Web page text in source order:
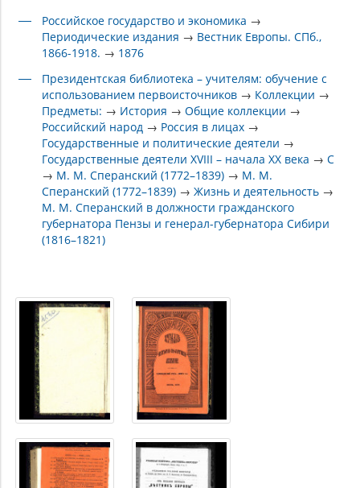
Российское государство и экономика →
Периодические издания → Вестник Европы. СПб.,
1866-1918. → 1876
Президентская библиотека – учителям: обучение с
использованием первоисточников → Коллекции →
Предметы: → История →Общие коллекции →
Российский народ → Россия в лицах →
Государственные и политические деятели →
Государственные деятели XVIII – начала XX века →С
→ М. М. Сперанский (1772–1839) → М. М.
Сперанский (1772–1839) →Жизнь и деятельность →
М. М. Сперанский в должности гражданского
губернатора Пензы и генерал-губернатора Сибири
(1816–1821)